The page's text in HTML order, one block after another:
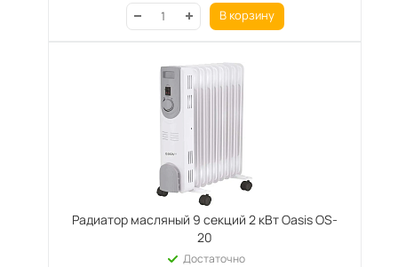
В корзину
Радиатор масляный 9 секций 2 кВт Oasis OS-
20
Достаточно